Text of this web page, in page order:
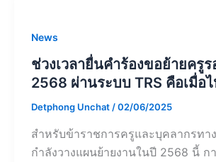
News
ช่วงเวลายื่นคำร้องขอย้ายครู
2568 ผ่านระบบ TRS คือเมื่อ
Detphong Unchat/02/06/2025
สำหรับข้าราชการครูและบุคลากรทา
กำลังวางแผนย้ายงานในปี 2568 นี้ ก